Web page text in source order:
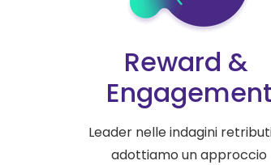
Reward &
Engagement
Leader nelle indagini
adottiamo un approccio